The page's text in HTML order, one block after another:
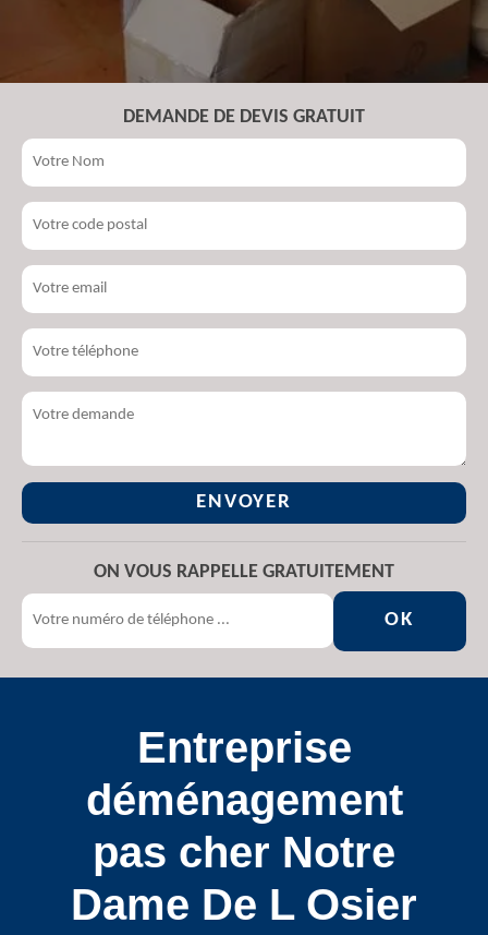
DEMANDE DE DEVIS GRATUIT
ON VOUS RAPPELLE GRATUITEMENT
Entreprise
déménagement
pas cher Notre
Dame De L Osier